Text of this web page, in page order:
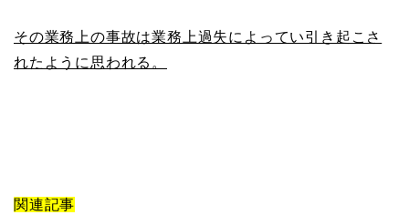
その業務上の事故は業務上過失によってい引き起こさ
れたように思われる。
関連記事